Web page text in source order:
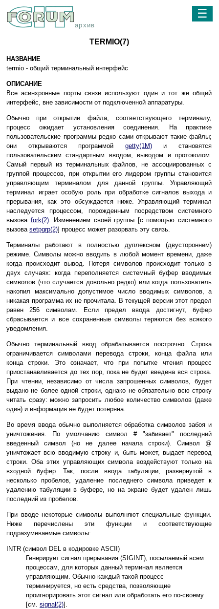
архив
☰
TERMIO(7)
НАЗВАНИЕ
termio - общий терминальный интерфейс
ОПИСАНИЕ
Все асинхронные порты связи используют один и тот же общий
интерфейс, вне зависимости от подключенной аппаратуры.
Обычно при открытии файла, соответствующего терминалу,
процесс ожидает установления соединения. На практике
пользовательские программы редко сами открывают такие файлы;
они открываются программой getty(1M)и становятся
пользовательским стандартным вводом, выводом и протоколом.
Самый первый из терминальных файлов, не ассоциированных с
группой процессов, при открытии его лидером группы становится
управляющим терминалом для данной группы. Управляющий
терминал играет особую роль при обработке сигналов выхода и
прерывания, как это обсуждается ниже. Управляющий терминал
наследуется процессом, порожденным посредством системного
вызова fork(2). Изменением своей группы [с помощью системного
вызова setpgrp(2)] процесс может разорвать эту связь.
Терминалы работают в полностью дуплексном (двустороннем)
режиме. Символы можно вводить в любой момент времени, даже
когда происходит вывод. Потеря символов происходит только в
двух случаях: когда переполняется системный буфер вводимых
символов (что случается довольно редко) или когда пользователь
накопил максимально допустимое число вводимых символов, а
никакая программа их не прочитала. В текущей версии этот предел
равен 256 символам. Если предел ввода достигнут, буфер
сбрасывается и все сохраненные символы теряются без всякого
уведомления.
Обычно терминальный ввод обрабатывается построчно. Строка
ограничивается символами перевода строки, конца файла или
конца строки. Это означает, что при попытке чтения процесс
приостанавливается до тех пор, пока не будет введена вся строка.
При чтении, независимо от числа запрошенных символов, будет
выдано не более одной строки, однако не обязательно всю строку
читать сразу: можно запросить любое количество символов (даже
один) и информация не будет потеряна.
Во время ввода обычно выполняется обработка символов забоя и
уничтожения. По умолчанию символ # "забивает" последний
введенный символ (но не далее начала строки). Символ @
уничтожает всю вводимую строку и, быть может, выдает перевод
строки. Оба этих управляющих символа воздействуют только на
входной буфер. Так, после ввода табуляции, развернутой в
несколько пробелов, удаление последнего символа приведет к
удалению табуляции в буфере, но на экране будет удален лишь
последний из пробелов.
При вводе некоторые символы выполняют специальные функции.
Ниже перечислены эти функции и соответствующие
подразумеваемые символы:
INTR (символ DEL в кодировке ASCII)
Генерирует сигнал прерывания (SIGINT), посылаемый всем
процессам, для которых данный терминал является
управляющим. Обычно каждый такой процесс
терминируется, но есть средства, позволяющие
проигнорировать этот сигнал или обработать его по-своему
[см. signal(2)].